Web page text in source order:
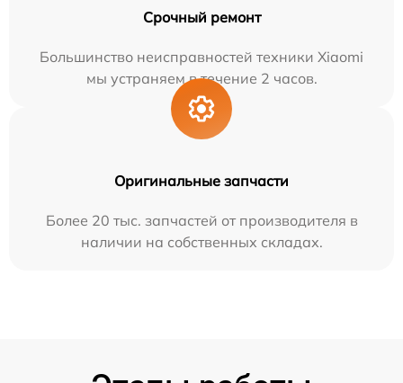
Срочный ремонт
Большинство неисправностей техники Xiaomi
мы устраняем в течение 2 часов.
Оригинальные запчасти
Более 20 тыс. запчастей от производителя в
наличии на собственных складах.